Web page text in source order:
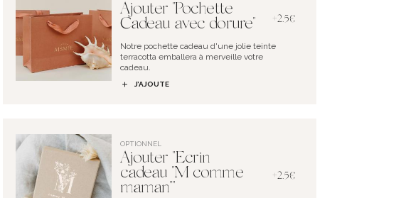
Ajouter "Pochette
Cadeau avec dorure"
+2.5€
Notre pochette cadeau d'une jolie teinte
terracotta emballera à merveille votre
cadeau.
J’AJOUTE
OPTIONNEL
Ajouter "Ecrin
cadeau "M comme
maman""
+2.5€